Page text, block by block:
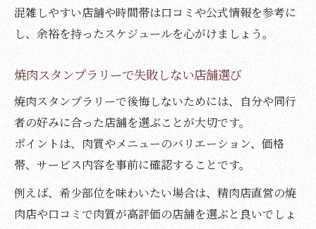
混雑しやすい店舗や時間帯は口コミや公式情報を参考に
し、余裕を持ったスケジュールを心がけましょう。
焼肉スタンプラリーで失敗しない店舗選び
焼肉スタンプラリーで後悔しないためには、自分や同行
者の好みに合った店舗を選ぶことが大切です。
ポイントは、肉質やメニューのバリエーション、価格
帯、サービス内容を事前に確認することです。
例えば、希少部位を味わいたい場合は、精肉店直営の焼
肉店や口コミで肉質が高評価の店舗を選ぶと良いでしょ